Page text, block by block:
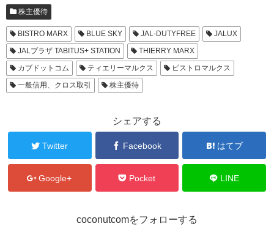
)
ウ
で
開
き
ま
す
)
株主優待
BISTRO MARX BLUE SKY JAL-DUTYFREE
JALUX
JALプラザ TABITUS+ STATION
THIERRY MARX
カブドットコム
ティエリーマルクス
ビストロマルクス
一般信用、クロス取引
株主優待
シェアする
Twitter Facebook はてブ
Google+ Pocket LINE
coconutcomをフォローする